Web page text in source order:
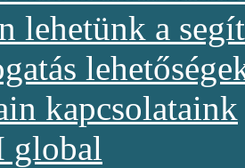
lehetünk a
kapcsolataink
global